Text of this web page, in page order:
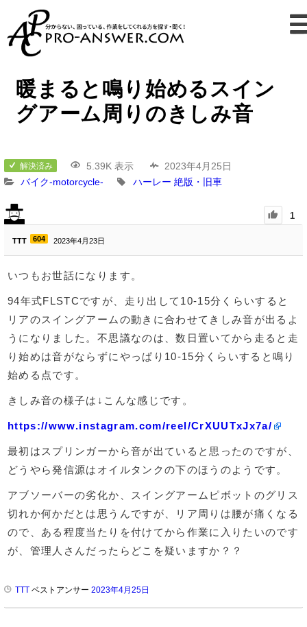
暖まると鳴り始めるスイン
グアーム周りのきしみ音
解決済み 5.39K 表示
2023年4月25日
バイク-motorcycle-
ハーレー 絶版・旧車
1
TTT 604 2023年4月23日
いつもお世話になります。
94年式FLSTCですが、走り出して10-15分くらいすると
リアのスイングアームの動きに合わせてきしみ音が出るよ
うになりました。不思議なのは、数日置いてから走ると走
り始めは音がならずにやっぱり10-15分くらいすると鳴り
始める点です。
きしみ音の様子は↓こんな感じです。
https://www.instagram.com/reel/CrXUUTxJx7a/
最初はスプリンガーから音が出ていると思ったのですが、
どうやら発信源はオイルタンクの下のほうのようです。
アブソーバーの劣化か、スイングアームピボットのグリス
切れか何かだとは思うんですが、リア周りは腰が痛くなる
ので、ある程度当たりを付けてから作業に入りたいのです
が、管理人さんだったらどこを疑いますか？？
TTT ベストアンサー 2023年4月25日